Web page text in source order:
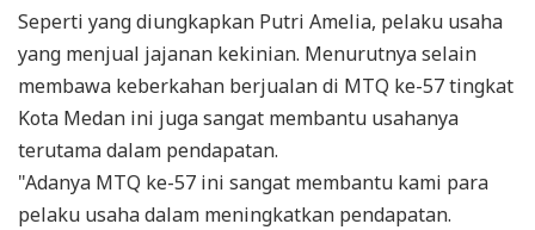
Seperti yang diungkapkan Putri Amelia, pelaku usaha
yang menjual jajanan kekinian. Menurutnya selain
membawa keberkahan berjualan di MTQ ke-57 tingkat
Kota Medan ini juga sangat membantu usahanya
terutama dalam pendapatan.
"Adanya MTQ ke-57 ini sangat membantu kami para
pelaku usaha dalam meningkatkan pendapatan.